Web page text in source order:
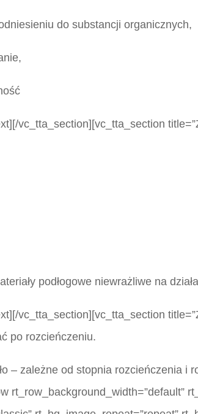
do substancji organicznych,
vc_tta_section][vc_tta_section
podłogowe niewrażliwe na
vc_tta_section][vc_tta_section
po rozcieńczeniu.
– zależne od stopnia rozcieńczenia i
rt_row_background_width=”default”